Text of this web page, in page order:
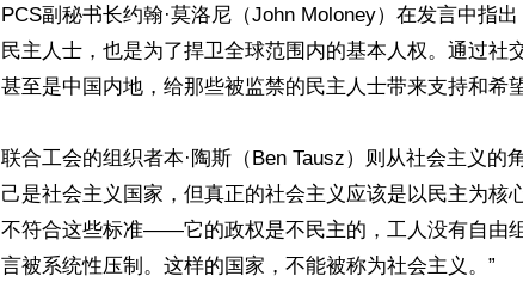
PCS副秘书长约翰·莫洛尼（John Moloney）在发言中指
民主人士，也是为了捍卫全球范围内的基本人权。通过社
甚至是中国内地，给那些被监禁的民主人士带来支持和希
联合工会的组织者本·陶斯（Ben Tausz）则从社会主义的
己是社会主义国家，但真正的社会主义应该是以民主为核
不符合这些标准——它的政权是不民主的，工人没有自由
言被系统性压制。这样的国家，不能被称为社会主义。”